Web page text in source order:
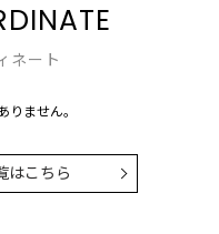
ネート
りません。
はこちら